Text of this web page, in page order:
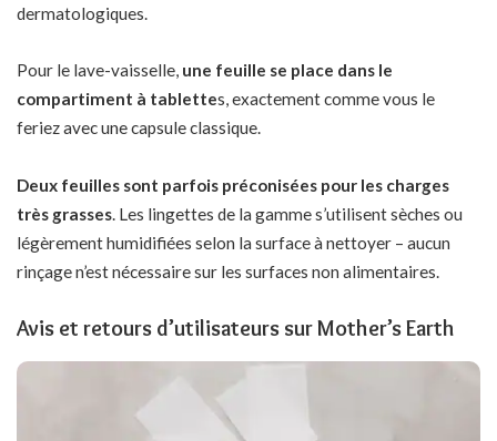
dermatologiques.
Pour le lave-vaisselle, une feuille se place dans le
compartiment à tablettes, exactement comme vous le
feriez avec une capsule classique.
Deux feuilles sont parfois préconisées pour les charges
très grasses. Les lingettes de la gamme s’utilisent sèches ou
légèrement humidifiées selon la surface à nettoyer – aucun
rinçage n’est nécessaire sur les surfaces non alimentaires.
Avis et retours d’utilisateurs sur Mother’s Earth